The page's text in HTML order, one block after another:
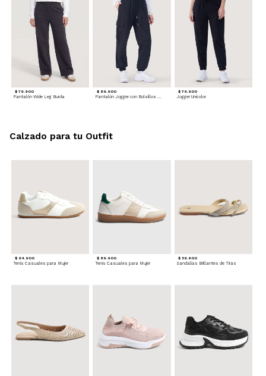
$ 79.900
Pantalón Wide Leg Burda
$ 89.900
Pantalón Jogger con Bolsillos Cargo
$ 79.900
Jogger Unicolor
$ 94.900
Tenis Casuales para Mujer
$ 89.900
Tenis Casuales para Mujer
$ 59.900
Sandalias Brillantes de Tiras
Calzado para tu Outfit